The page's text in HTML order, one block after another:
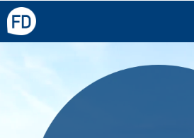
Video-
Player